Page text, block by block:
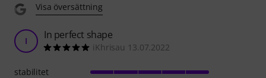
Visa översättning
I In perfect shape
iKhrisau 13.07.2022
stabilitet